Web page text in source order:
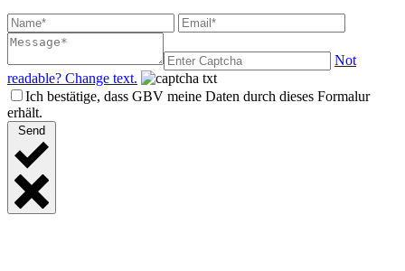
Not
readable? Change text.
Ich bestätige, dass GBV meine Daten durch dieses Formalur
erhält.
Send